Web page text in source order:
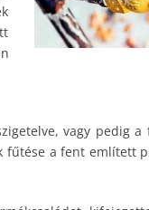
vagy pedig
fűtése a fent említett